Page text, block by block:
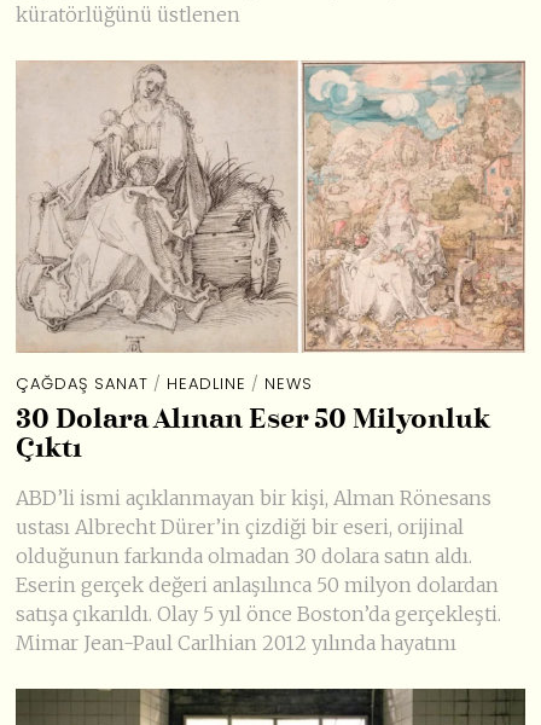
küratörlüğünü üstlenen
ÇAĞDAŞ SANAT / HEADLINE / NEWS
30 Dolara Alınan Eser 50 Milyonluk
Çıktı
ABD’li ismi açıklanmayan bir kişi, Alman Rönesans
ustası Albrecht Dürer’in çizdiği bir eseri, orijinal
olduğunun farkında olmadan 30 dolara satın aldı.
Eserin gerçek değeri anlaşılınca 50 milyon dolardan
satışa çıkarıldı. Olay 5 yıl önce Boston’da gerçekleşti.
Mimar Jean-Paul Carlhian 2012 yılında hayatını